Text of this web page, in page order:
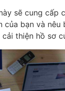
sẽ cung cấp
của bạn và
thiện hồ sơ